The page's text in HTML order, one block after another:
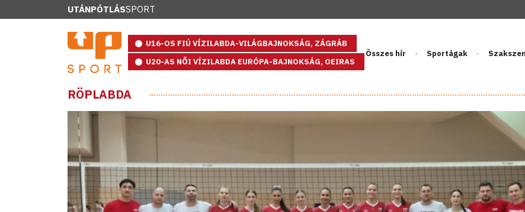
UTÁNPÓTLÁSSPORT
U16-OS FIÚ VÍZILABDA-VILÁGBAJNOKSÁG, ZÁGRÁB
U20-AS NŐI VÍZILABDA EURÓPA-BAJNOKSÁG, OEIRAS
Összes hír Sportágak
RÖPLABDA